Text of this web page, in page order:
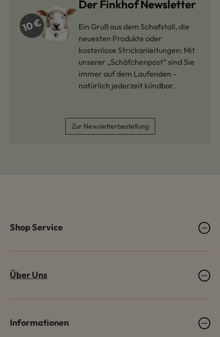
Der Finkhof Newsletter
Ein Gruß aus dem Schafstall, die
neuesten Produkte oder
kostenlose Strickanleitungen: Mit
unserer „Schäfchenpost“ sind Sie
immer auf dem Laufenden –
natürlich jederzeit kündbar.
Zur Newsletterbestellung
Shop Service
Über Uns
Informationen